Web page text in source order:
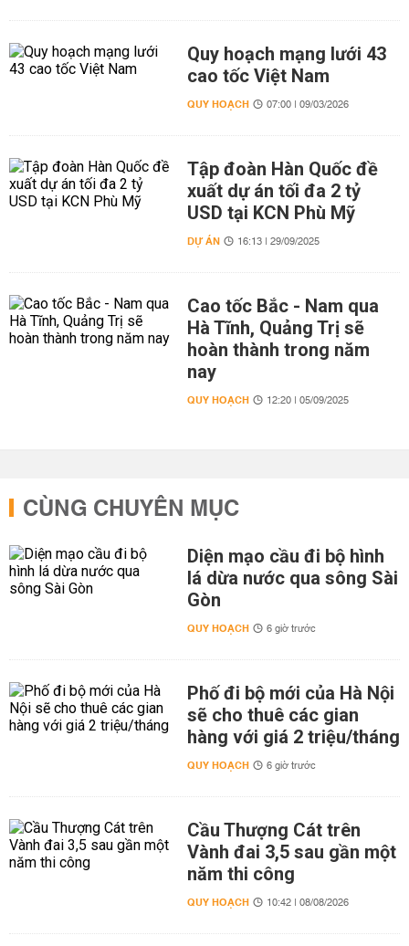
Quy hoạch mạng lưới 43
cao tốc Việt Nam
QUY HOẠCH 07:00 | 09/03/2026
Tập đoàn Hàn Quốc đề
xuất dự án tối đa 2 tỷ
USD tại KCN Phù Mỹ
DỰ ÁN 16:13 | 29/09/2025
Cao tốc Bắc - Nam qua
Hà Tĩnh, Quảng Trị sẽ
hoàn thành trong năm
nay
QUY HOẠCH 12:20 | 05/09/2025
CÙNG CHUYÊN MỤC
Diện mạo cầu đi bộ hình
lá dừa nước qua sông Sài
Gòn
QUY HOẠCH 6 giờ trước
Phố đi bộ mới của Hà Nội
sẽ cho thuê các gian
hàng với giá 2 triệu/tháng
QUY HOẠCH 6 giờ trước
Cầu Thượng Cát trên
Vành đai 3,5 sau gần một
năm thi công
QUY HOẠCH 10:42 | 08/08/2026